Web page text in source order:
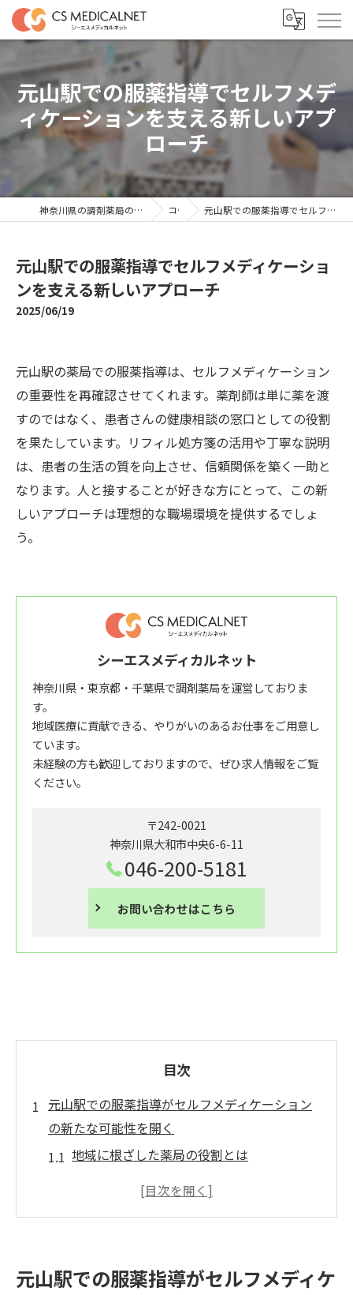
元山駅での服薬指導でセルフメデ
ィケーションを支える新しいアプ
ローチ
神奈川県の調剤薬局の求人ならシーエスメディカルネット コラム 元山駅での服薬指導でセルフメディケーションを支える新しいアプローチ
元山駅での服薬指導でセルフメディケーショ
ンを支える新しいアプローチ
2025/06/19
元山駅の薬局での服薬指導は、セルフメディケーション
の重要性を再確認させてくれます。薬剤師は単に薬を渡
すのではなく、患者さんの健康相談の窓口としての役割
を果たしています。リフィル処方箋の活用や丁寧な説明
は、患者の生活の質を向上させ、信頼関係を築く一助と
なります。人と接することが好きな方にとって、この新
しいアプローチは理想的な職場環境を提供するでしょ
う。
シーエスメディカルネット
神奈川県・東京都・千葉県で調剤薬局を運営しておりま
す。
地域医療に貢献できる、やりがいのあるお仕事をご用意し
ています。
未経験の方も歓迎しておりますので、ぜひ求人情報をご覧
ください。
〒242-0021
神奈川県大和市中央6-6-11
046-200-5181
お問い合わせはこちら
目次
元山駅での服薬指導がセルフメディケーション
の新たな可能性を開く
地域に根ざした薬局の役割とは
セルフメディケーションを促進するための
新しいアプローチ
ーション術
元山駅での服薬指導がセルフメディケ